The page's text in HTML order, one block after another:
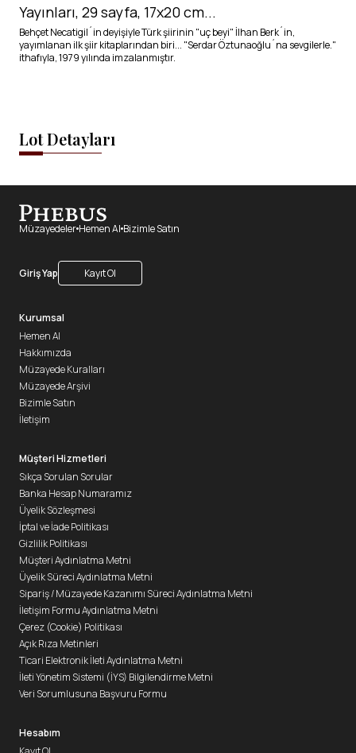
Yayınları, 29 sayfa, 17x20 cm...
Behçet Necatigil´in deyişiyle Türk şiirinin "uç beyi" İlhan Berk´in,
yayımlanan ilk şiir kitaplarından biri... "Serdar Öztunaoğlu´na sevgilerle."
ithafıyla, 1979 yılında imzalanmıştır.
Lot Detayları
Müzayedeler Hemen Al Bizimle Satın
Giriş Yap Kayıt Ol
Kurumsal
Hemen Al
Hakkımızda
Müzayede Kuralları
Müzayede Arşivi
Bizimle Satın
İletişim
Müşteri Hizmetleri
Sıkça Sorulan Sorular
Banka Hesap Numaramız
Üyelik Sözleşmesi
İptal ve İade Politikası
Gizlilik Politikası
Müşteri Aydınlatma Metni
Üyelik Süreci Aydınlatma Metni
Sipariş / Müzayede Kazanımı Süreci Aydınlatma Metni
İletişim Formu Aydınlatma Metni
Çerez (Cookie) Politikası
Açık Rıza Metinleri
Ticari Elektronik İleti Aydınlatma Metni
İleti Yönetim Sistemi (İYS) Bilgilendirme Metni
Veri Sorumlusuna Başvuru Formu
Hesabım